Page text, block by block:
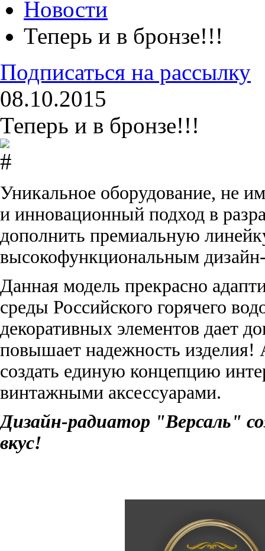
Новости
Теперь и в бронзе!!!
Подписаться на рассылку
08.10.2015
Теперь и в бронзе!!!
Уникальное оборудование, не
и инновационный подход в
дополнить премиальную
высокофункциональным
Данная модель прекрасно
среды Российского горячего
декоративных элементов дает
повышает надежность изделия!
создать единую концепцию
винтажными аксессуарами.
Дизайн-радиатор "Версаль"
вкус!